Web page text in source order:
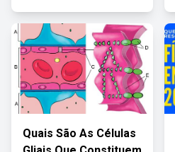
Quais São As Células